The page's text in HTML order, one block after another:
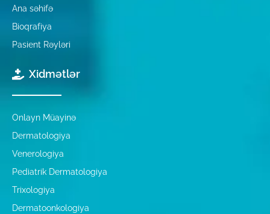
Ana səhifə
Bioqrafiya
Pasient Rəyləri
Xidmətlər
Onlayn Müayinə
Dermatologiya
Venerologiya
Pediatrik Dermatologiya
Trixologiya
Dermatoonkologiya